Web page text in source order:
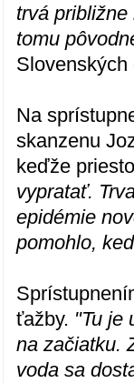
trvá
tomu
Na
skanzenu
keďže
vypratať.
epidémie
pomohlo,
ťažby. "Tu je
na začiatku.
voda sa